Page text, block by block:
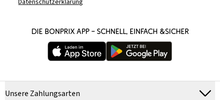
Datenschutzerklärung
DIE BONPRIX APP – SCHNELL, EINFACH &SICHER
Unsere Zahlungsarten